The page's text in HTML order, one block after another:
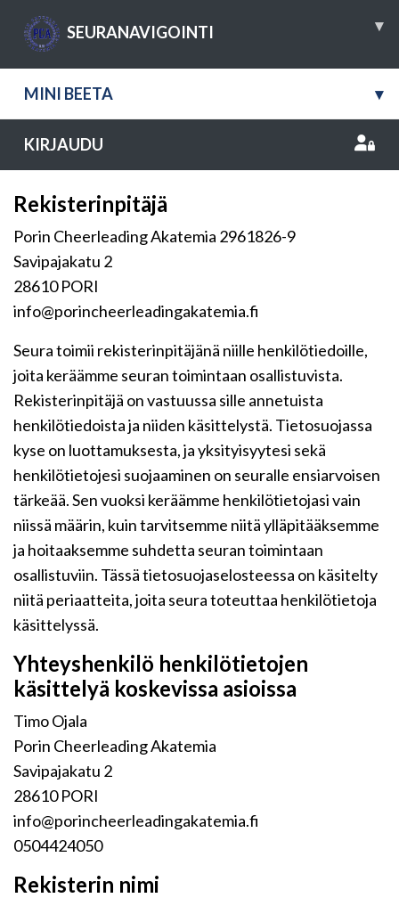
SEURANAVIGOINTI ▾
MINI BEETA ▾
KIRJAUDU
Rekisterinpitäjä
Porin Cheerleading Akatemia 2961826-9
Savipajakatu 2
28610 PORI
info@porincheerleadingakatemia.fi
Seura toimii rekisterinpitäjänä niille henkilötiedoille,
joita keräämme seuran toimintaan osallistuvista.
Rekisterinpitäjä on vastuussa sille annetuista
henkilötiedoista ja niiden käsittelystä. Tietosuojassa
kyse on luottamuksesta, ja yksityisyytesi sekä
henkilötietojesi suojaaminen on seuralle ensiarvoisen
tärkeää. Sen vuoksi keräämme henkilötietojasi vain
niissä määrin, kuin tarvitsemme niitä ylläpitääksemme
ja hoitaaksemme suhdetta seuran toimintaan
osallistuviin. Tässä tietosuojaselosteessa on käsitelty
niitä periaatteita, joita seura toteuttaa henkilötietoja
käsittelyssä.
Yhteyshenkilö henkilötietojen
käsittelyä koskevissa asioissa
Timo Ojala
Porin Cheerleading Akatemia
Savipajakatu 2
28610 PORI
info@porincheerleadingakatemia.fi
0504424050
Rekisterin nimi